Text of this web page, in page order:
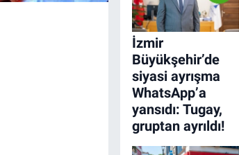
İzmir
Büyükşehir’de
siyasi ayrışma
WhatsApp’a
yansıdı: Tugay,
gruptan ayrıldı!